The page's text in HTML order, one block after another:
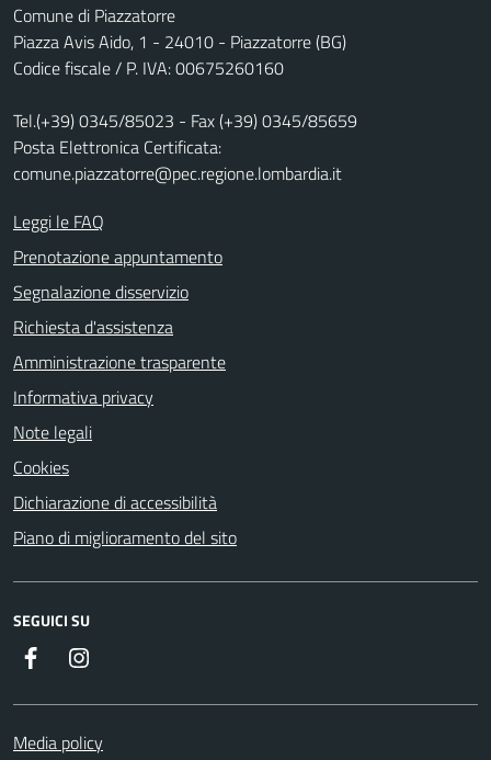
Comune di Piazzatorre
Piazza Avis Aido, 1 - 24010 - Piazzatorre (BG)
Codice fiscale / P. IVA: 00675260160
Tel.(+39) 0345/85023 - Fax (+39) 0345/85659
Posta Elettronica Certificata:
comune.piazzatorre@pec.regione.lombardia.it
Leggi le FAQ
Prenotazione appuntamento
Segnalazione disservizio
Richiesta d'assistenza
Amministrazione trasparente
Informativa privacy
Note legali
Cookies
Dichiarazione di accessibilità
Piano di miglioramento del sito
SEGUICI SU
Facebook
Media policy